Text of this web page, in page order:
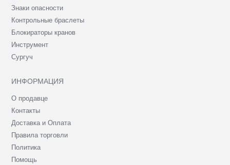
Знаки опасности
Контрольные браслеты
Блокираторы кранов
Инструмент
Сургуч
ИНФОРМАЦИЯ
О продавце
Контакты
Доставка и Оплата
Правила торговли
Политика
Помощь